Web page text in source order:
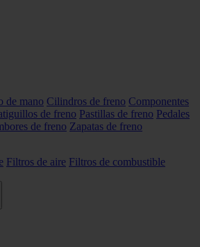
de mano Cilindros de freno Componentes
de freno Pastillas de freno Pedales
de freno Zapatas de freno
Filtros de aire Filtros de combustible